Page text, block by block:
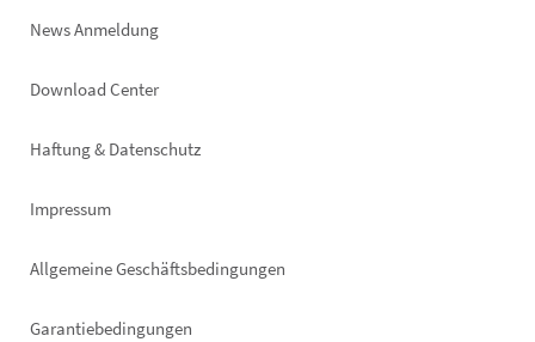
News Anmeldung
Footer
Download Center
Haftung & Datenschutz
Impressum
Allgemeine Geschäftsbedingungen
Garantiebedingungen